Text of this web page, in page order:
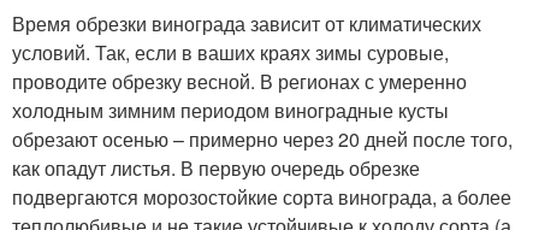
Время обрезки винограда зависит от климатических
условий. Так, если в ваших краях зимы суровые,
проводите обрезку весной. В регионах с умеренно
холодным зимним периодом виноградные кусты
обрезают осенью – примерно через 20 дней после того,
как опадут листья. В первую очередь обрезке
подвергаются морозостойкие сорта винограда, а более